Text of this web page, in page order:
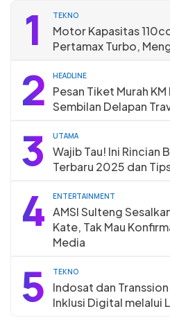
1 TEKNO
Motor Kapasitas
Pertamax Turbo,
2 HEADLINE
Pesan Tiket Murah
Sembilan Delapan
3 UTAMA
Wajib Tau! Ini Rincian
Terbaru 2025 dan
4 ENTERTAINMENT
AMSI Sulteng
Kate, Tak Mau
Media
5 TEKNO
Indosat dan
Inklusi Digital melalui